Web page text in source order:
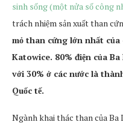
sinh sống (một nửa số công
trách nhiệm sản xuất than
mỏ than cứng lớn nhất
Katowice. 80% điện của
với 30% ở các nước là
Quốc tế.
Ngành khai thác than của Ba